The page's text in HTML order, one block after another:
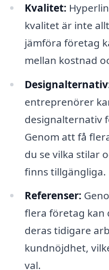
Kvalitet:
kvalitet är inte
jämföra företag
mellan kostnad
entreprenörer
designalternativ
Genom att få
du se vilka stilar
finns tillgängliga.
Referenser:
flera företag kan
deras tidigare
kundnöjdhet,
val.